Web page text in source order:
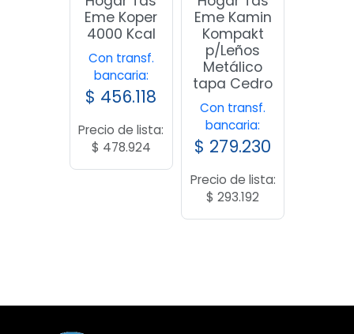
Hogar Tas
Eme Koper
4000 Kcal
Con transf.
bancaria:
456.118
Precio de lista:
$478.924
Hogar Tas
Eme Kamin
Kompakt
p/Leños
Metálico
tapa Cedro
Con transf.
bancaria:
$ 279.230
Precio de lista: